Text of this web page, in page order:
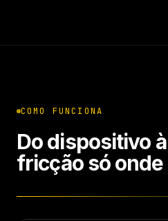
COMO FUNCIONA
Do dispositivo
fricção só